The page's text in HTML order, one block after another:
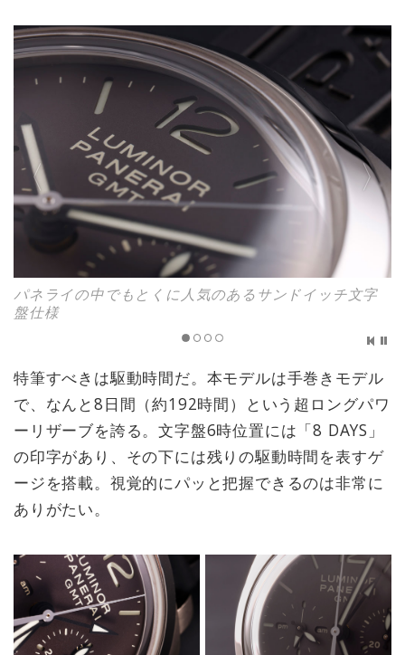
パネライの中でもとくに人気のあるサンドイッチ文字
盤仕様
特筆すべきは駆動時間だ。本モデルは手巻きモデル
で、なんと8日間（約192時間）という超ロングパワ
ーリザーブを誇る。文字盤6時位置には「8 DAYS」
の印字があり、その下には残りの駆動時間を表すゲ
ージを搭載。視覚的にパッと把握できるのは非常に
ありがたい。